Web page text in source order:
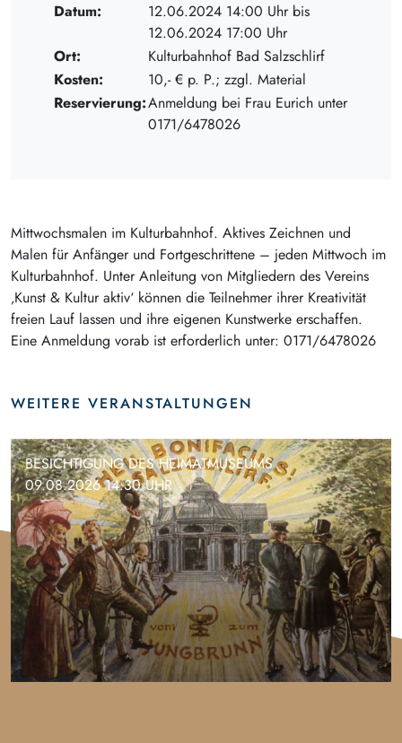
Datum:
12.06.2024 14:00 Uhr bis
12.06.2024 17:00 Uhr
Ort:
Kulturbahnhof Bad Salzschlirf
Kosten:
10,- € p. P.; zzgl. Material
Reservierung:Anmeldung bei Frau Eurich unter
0171/6478026
Mittwochsmalen im Kulturbahnhof. Aktives Zeichnen und
Malen für Anfänger und Fortgeschrittene – jeden Mittwoch im
Kulturbahnhof. Unter Anleitung von Mitgliedern des Vereins
‚Kunst & Kultur aktiv‘ können die Teilnehmer ihrer Kreativität
freien Lauf lassen und ihre eigenen Kunstwerke erschaffen.
Eine Anmeldung vorab ist erforderlich unter: 0171/6478026
WEITERE VERANSTALTUNGEN
BESICHTIGUNG DES HEIMATMUSEUMS
09.08.2026 14:30 UHR